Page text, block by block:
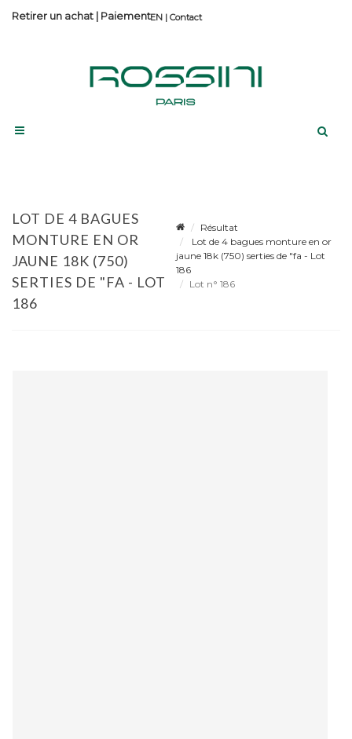
Contact
Retirer un achat | Paiement
LOT DE 4 BAGUES
MONTURE EN OR
JAUNE 18K (750)
SERTIES DE "FA - LOT
186
Résultat
Lot de 4 bagues monture en or
jaune 18k (750) serties de "fa - Lot
186
Lot n° 186